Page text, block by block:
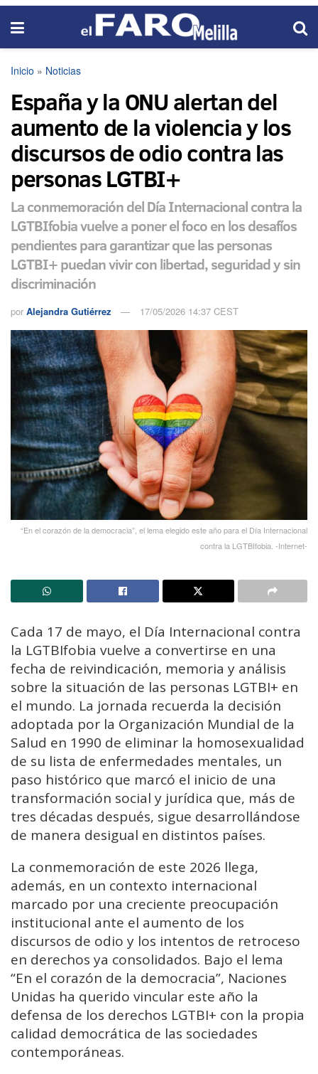
Inicio » Noticias
España y la ONU alertan del
aumento de la violencia y los
discursos de odio contra las
personas LGTBI+
La conmemoración del Día Internacional contra la
LGTBIfobia vuelve a poner el foco en los desafíos
pendientes para garantizar que las personas
LGTBI+ puedan vivir con libertad, seguridad y sin
discriminación
por Alejandra Gutiérrez 17/05/2026 14:37 CEST
“En el corazón de la democracia”, el lema elegido este año para el Día Internacional
contra la LGTBIfobia. -Internet-
Cada 17 de mayo, el Día Internacional contra
la LGTBIfobia vuelve a convertirse en una
fecha de reivindicación, memoria y análisis
sobre la situación de las personas LGTBI+ en
el mundo. La jornada recuerda la decisión
adoptada por la Organización Mundial de la
Salud en 1990 de eliminar la homosexualidad
de su lista de enfermedades mentales, un
paso histórico que marcó el inicio de una
transformación social y jurídica que, más de
tres décadas después, sigue desarrollándose
de manera desigual en distintos países.
La conmemoración de este 2026 llega,
además, en un contexto internacional
marcado por una creciente preocupación
institucional ante el aumento de los
discursos de odio y los intentos de retroceso
en derechos ya consolidados. Bajo el lema
“En el corazón de la democracia”, Naciones
Unidas ha querido vincular este año la
defensa de los derechos LGTBI+ con la propia
calidad democrática de las sociedades
contemporáneas.